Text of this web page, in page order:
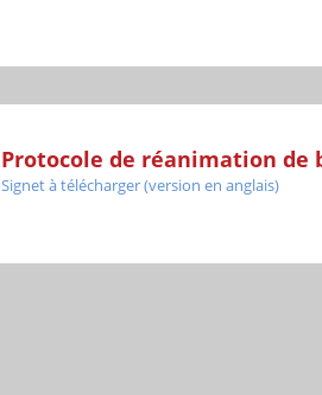
Protocole de réanimation de
Signet à télécharger (version en anglais)